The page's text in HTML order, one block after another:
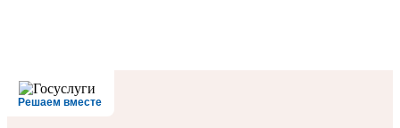
Решаем вместе